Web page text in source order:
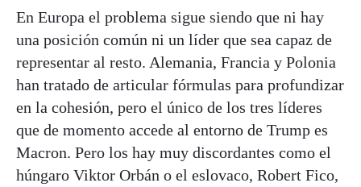
En Europa el problema sigue siendo que ni hay
una posición común ni un líder que sea capaz de
representar al resto. Alemania, Francia y Polonia
han tratado de articular fórmulas para profundizar
en la cohesión, pero el único de los tres líderes
que de momento accede al entorno de Trump es
Macron. Pero los hay muy discordantes como el
húngaro Viktor Orbán o el eslovaco, Robert Fico,